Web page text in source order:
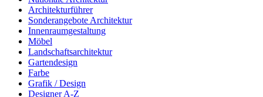
Architekturführer
Sonderangebote Architektur
Innenraumgestaltung
Möbel
Landschaftsarchitektur
Gartendesign
Farbe
Grafik / Design
Designer A-Z